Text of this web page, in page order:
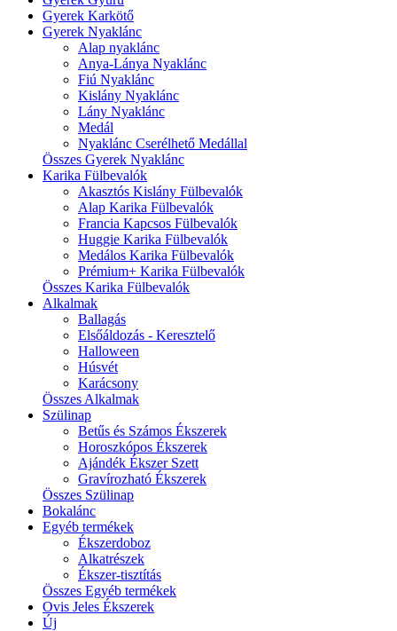
Gyerek Karkötő
Gyerek Nyaklánc
Alap nyaklánc
Anya-Lánya Nyaklánc
Fiú Nyaklánc
Kislány Nyaklánc
Lány Nyaklánc
Medál
Nyaklánc Cserélhető Medállal
Összes Gyerek Nyaklánc
Karika Fülbevalók
Akasztós Kislány Fülbevalók
Alap Karika Fülbevalók
Francia Kapcsos Fülbevalók
Huggie Karika Fülbevalók
Medálos Karika Fülbevalók
Prémium+ Karika Fülbevalók
Összes Karika Fülbevalók
Alkalmak
Ballagás
Elsőáldozás - Keresztelő
Halloween
Húsvét
Karácsony
Összes Alkalmak
Szülinap
Betűs és Számos Ékszerek
Horoszkópos Ékszerek
Ajándék Ékszer Szett
Gravírozható Ékszerek
Összes Szülinap
Bokalánc
Egyéb termékek
Ékszerdoboz
Alkatrészek
Ékszer-tisztítás
Összes Egyéb termékek
Ovis Jeles Ékszerek
Új